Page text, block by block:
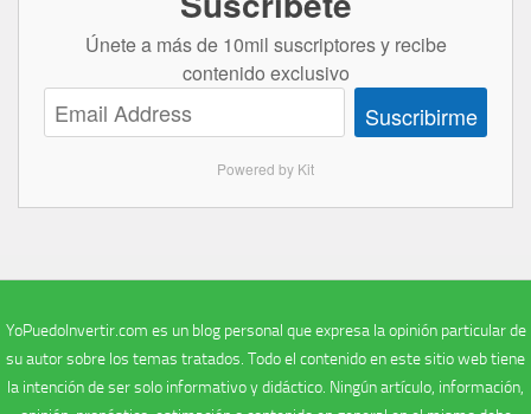
Únete a más de 10mil suscriptores y recibe
contenido exclusivo
Suscribirme
Powered by Kit
YoPuedoInvertir.com es un blog personal que expresa la opinión particular de
su autor sobre los temas tratados. Todo el contenido en este sitio web tiene
la intención de ser solo informativo y didáctico. Ningún artículo, información,